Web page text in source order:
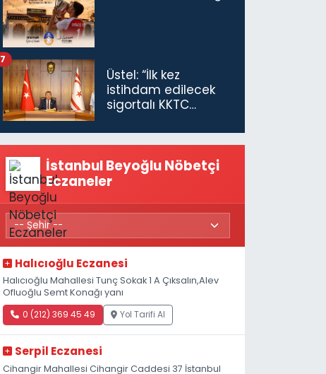
Üstel: “İlk kez
istihdam edilecek
sigortalı KKTC
maaş desteğini 35
bin TL'ye çıkardık”
7
İstanbul Beyoğlu Nöbetçi
Eczaneler
Halıcıoğlu Eczanesi
Halıcıoğlu Mahallesi Tunç Sokak 1 A Çıksalın,Alev
Ofluoğlu Semt Konağı yanı
0 (212) 369 45 49 Yol Tarifi Al
Serpil Eczanesi
Cihangir Mahallesi Cihangir Caddesi 37 İstanbul